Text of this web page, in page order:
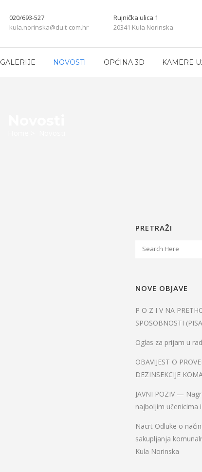
020/693-527
kula.norinska@du.t-com.hr
Rujnička ulica 1
20341 Kula Norinska
GALERIJE NOVOSTI OPĆINA 3D KAMERE
PRETRAŽI
NOVE OBJAVE
P O Z I V NA
SPOSOBNOSTI
Oglas za prijam u
OBAVIJEST O
DEZINSEKCIJE
JAVNI POZIV —
najboljim učenicima
Nacrt Odluke o
sakupljanja
Kula Norinska